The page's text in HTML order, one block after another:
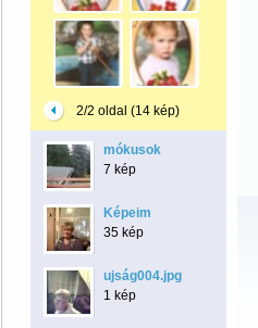
2/2 oldal (14 kép)
mókusok
7 kép
Képeim
35 kép
ujság004.jpg
1 kép